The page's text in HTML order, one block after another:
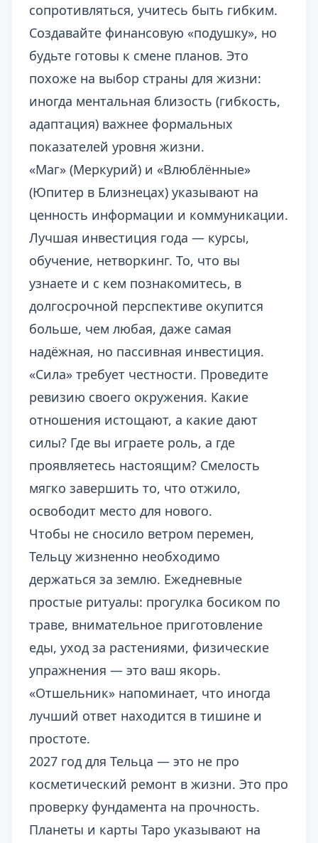
сопротивляться, учитесь быть гибким.
Создавайте финансовую «подушку», но
будьте готовы к смене планов. Это
похоже на выбор страны для жизни:
иногда ментальная близость (гибкость,
адаптация) важнее формальных
показателей уровня жизни.
«Маг» (Меркурий) и «Влюблённые»
(Юпитер в Близнецах) указывают на
ценность информации и коммуникации.
Лучшая инвестиция года — курсы,
обучение, нетворкинг. То, что вы
узнаете и с кем познакомитесь, в
долгосрочной перспективе окупится
больше, чем любая, даже самая
надёжная, но пассивная инвестиция.
«Сила» требует честности. Проведите
ревизию своего окружения. Какие
отношения истощают, а какие дают
силы? Где вы играете роль, а где
проявляетесь настоящим? Смелость
мягко завершить то, что отжило,
освободит место для нового.
Чтобы не сносило ветром перемен,
Тельцу жизненно необходимо
держаться за землю. Ежедневные
простые ритуалы: прогулка босиком по
траве, внимательное приготовление
еды, уход за растениями, физические
упражнения — это ваш якорь.
«Отшельник» напоминает, что иногда
лучший ответ находится в тишине и
простоте.
2027 год для Тельца — это не про
косметический ремонт в жизни. Это про
проверку фундамента на прочность.
Планеты и карты Таро указывают на